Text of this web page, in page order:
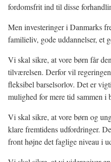
fordomsfrit ind til disse
Men investeringer i Danmarks
familieliv, gode uddannelser, et
Vi skal sikre, at vore børn får
tilværelsen. Derfor vil
fleksibel barselsorlov. Det er
mulighed for mere tid sammen i
Vi skal sikre, at vore børn og
klare fremtidens udfordringer.
front højne det faglige niveau i